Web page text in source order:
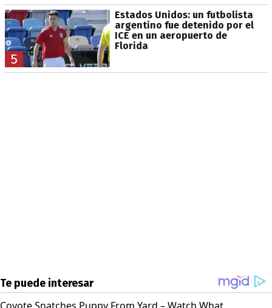
5
Estados Unidos: un futbolista
argentino fue detenido por el
ICE en un aeropuerto de
Florida